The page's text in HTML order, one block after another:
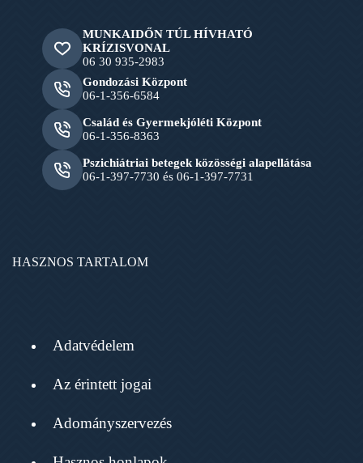
MUNKAIDŐN TÚL HÍVHATÓ
KRÍZISVONAL
06 30 935-2983
Gondozási Központ
06-1-356-6584
Család és Gyermekjóléti Központ
06-1-356-8363
Pszichiátriai betegek közösségi alapellátása
06-1-397-7730 és 06-1-397-7731
HASZNOS TARTALOM
Adatvédelem
Az érintett jogai
Adományszervezés